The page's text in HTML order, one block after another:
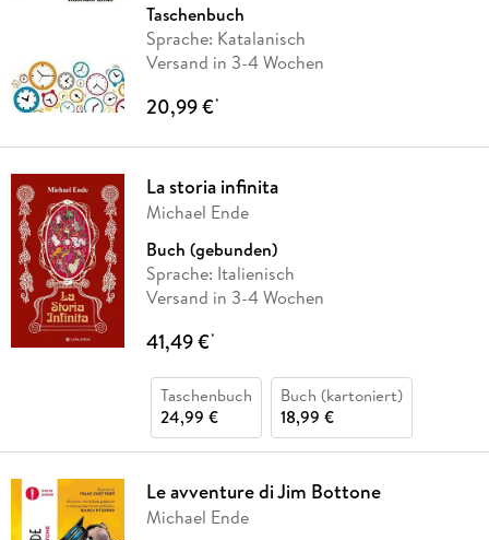
Taschenbuch
Sprache: Katalanisch
Versand in 3-4 Wochen
20,99 €*
La storia infinita
Michael Ende
Buch (gebunden)
Sprache: Italienisch
Versand in 3-4 Wochen
41,49 €*
Taschenbuch
24,99 €
Buch (kartoniert)
18,99 €
Le avventure di Jim Bottone
Michael Ende